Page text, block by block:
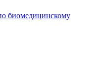
биомедицинскому